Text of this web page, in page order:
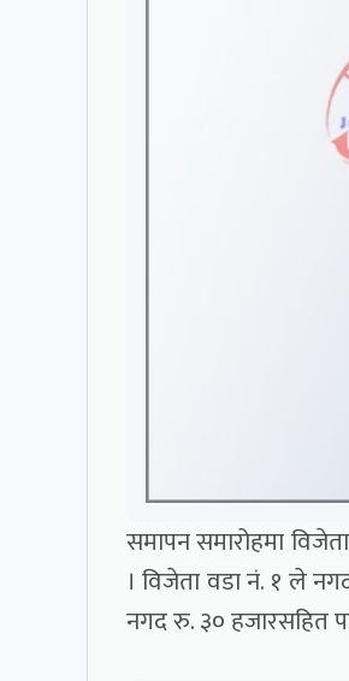
समापन समारोहमा
। विजेता वडा नं. १ ले
नगद रु. ३० हजारसहित